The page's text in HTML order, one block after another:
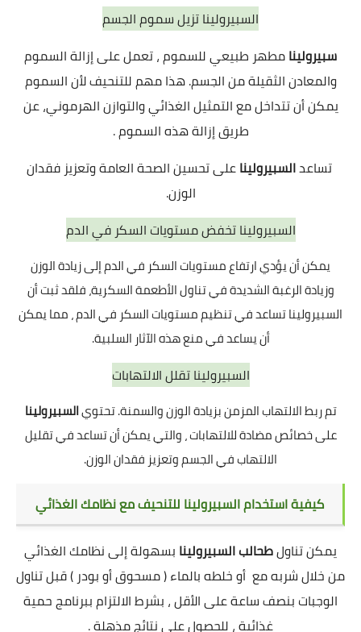
السبيرولينا تزيل سموم الجسم
سبيرولينامطهر طبيعي للسموم ، تعمل على إزالة السموم
والمعادن الثقيلة من الجسم. هذا مهم للتنحيف لأن السموم
يمكن أن تتداخل مع التمثيل الغذائي والتوازن الهرموني، عن
طريق إزالة هذه السموم .
تساعدالسبيروليناعلى تحسين الصحة العامة وتعزيز فقدان
الوزن.
السبيرولينا تخفض مستويات السكر في الدم
يمكن أن يؤدي ارتفاع مستويات السكر في الدم إلى زيادة الوزن
وزيادة الرغبة الشديدة في تناول الأطعمة السكرية، فلقد ثبت أن
السبيرولينا تساعد في تنظيم مستويات السكر في الدم ، مما يمكن
أن يساعد في منع هذه الآثار السلبية.
السبيرولينا تقلل الالتهابات
تم ربط الالتهاب المزمن بزيادة الوزن والسمنة. تحتويالسبيرولينا
على خصائص مضادة للالتهابات ، والتي يمكن أن تساعد في تقليل
الالتهاب في الجسم وتعزيز فقدان الوزن.
كيفية استخدام السبيرولينا للتنحيف مع نظامك الغذائي
يمكن تناولطحالب السبيرولينا بسهولة إلى نظامك الغذائي
من خلال شربه مع أو خلطه بالماء ( مسحوق أو بودر ) قبل تناول
الوجبات بنصف ساعة على الأقل ، بشرط الالتزام ببرنامج حمية
غذائية ، للحصول على نتائج مذهلة .